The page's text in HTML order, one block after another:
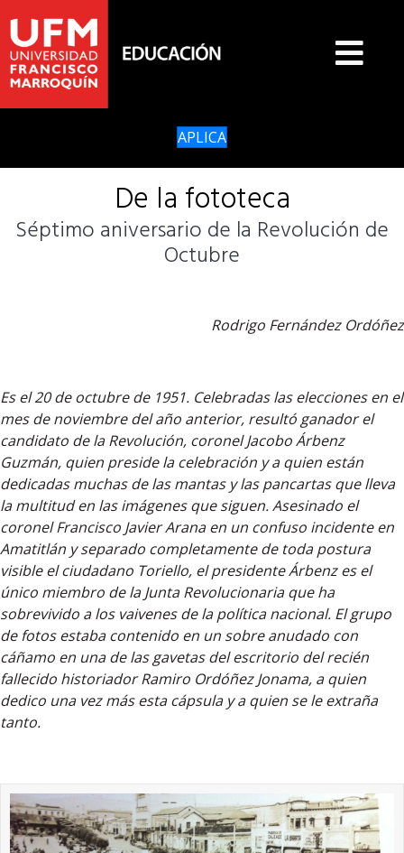
APLICA
De la fototeca
Séptimo aniversario de la Revolución de
Octubre
Rodrigo Fernández Ordóñez
Es el 20 de octubre de 1951. Celebradas las elecciones en el
mes de noviembre del año anterior, resultó ganador el
candidato de la Revolución, coronel Jacobo Árbenz
Guzmán, quien preside la celebración y a quien están
dedicadas muchas de las mantas y las pancartas que lleva
la multitud en las imágenes que siguen. Asesinado el
coronel Francisco Javier Arana en un confuso incidente en
Amatitlán y separado completamente de toda postura
visible el ciudadano Toriello, el presidente Árbenz es el
único miembro de la Junta Revolucionaria que ha
sobrevivido a los vaivenes de la política nacional. El grupo
de fotos estaba contenido en un sobre anudado con
cáñamo en una de las gavetas del escritorio del recién
fallecido historiador Ramiro Ordóñez Jonama, a quien
dedico una vez más esta cápsula y a quien se le extraña
tanto.